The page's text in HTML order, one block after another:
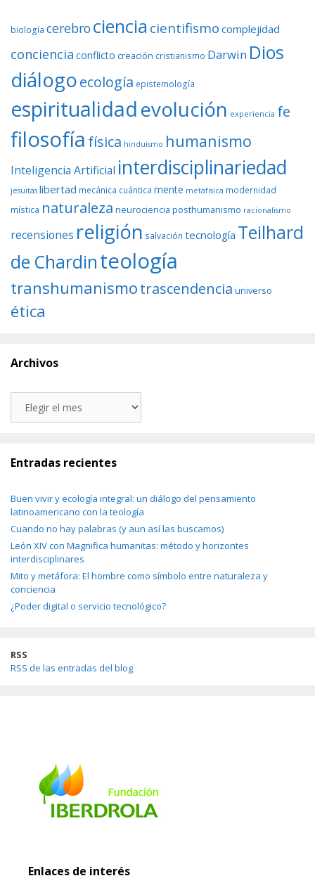
biología cerebro ciencia cientifismo complejidad
conciencia conflicto creación cristianismo Darwin Dios
diálogoecología epistemología
espiritualidadevolución experiencia fe
filosofía física hinduismo humanismo
Inteligencia Artificial interdisciplinariedad
jesuitas libertad mecánica cuántica mente metafísica modernidad
mística naturaleza neurociencia posthumanismo racionalismo
recensiones religión salvación tecnología Teilhard
de Chardinteología
transhumanismotrascendencia universo
ética
Archivos
Entradas recientes
Buen vivir y ecología integral: un diálogo del pensamiento
latinoamericano con la teología
Cuando no hay palabras (y aun así las buscamos)
León XIV con Magnifica humanitas: método y horizontes
interdisciplinares
Mito y metáfora: El hombre como símbolo entre naturaleza y
conciencia
¿Poder digital o servicio tecnológico?
RSS
RSS de las entradas del blog
Enlaces de interés